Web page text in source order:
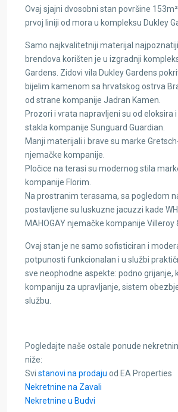
Ovaj sjajni dvosobni stan površine
prvoj liniji od mora u kompleksu Dukley
Samo najkvalitetniji materijal
brendova korišten je u izgradnji
Gardens. Zidovi vila Dukley Gardens
bijelim kamenom sa hrvatskog ostrva
od strane kompanije Jadran Kamen.
Prozori i vrata napravljeni su od eloksira
stakla kompanije Sunguard Guardian.
Manji materijali i brave su marke
njemačke kompanije.
Pločice na terasi su modernog stila
kompanije Florim.
Na prostranim terasama, sa pogledom
postavljene su luskuzne jacuzzi kade
MAHOGAY njemačke kompanije Villeroy
Ovaj stan je ne samo sofisticiran i
potpunosti funkcionalan i u službi
sve neophodne aspekte: podno grijanje,
kompaniju za upravljanje, sistem
službu.
Pogledajte naše ostale ponude
niže:
Svi stanovi na prodaju od EA Properties
Nekretnine na Zavali
Nekretnine u Budvi